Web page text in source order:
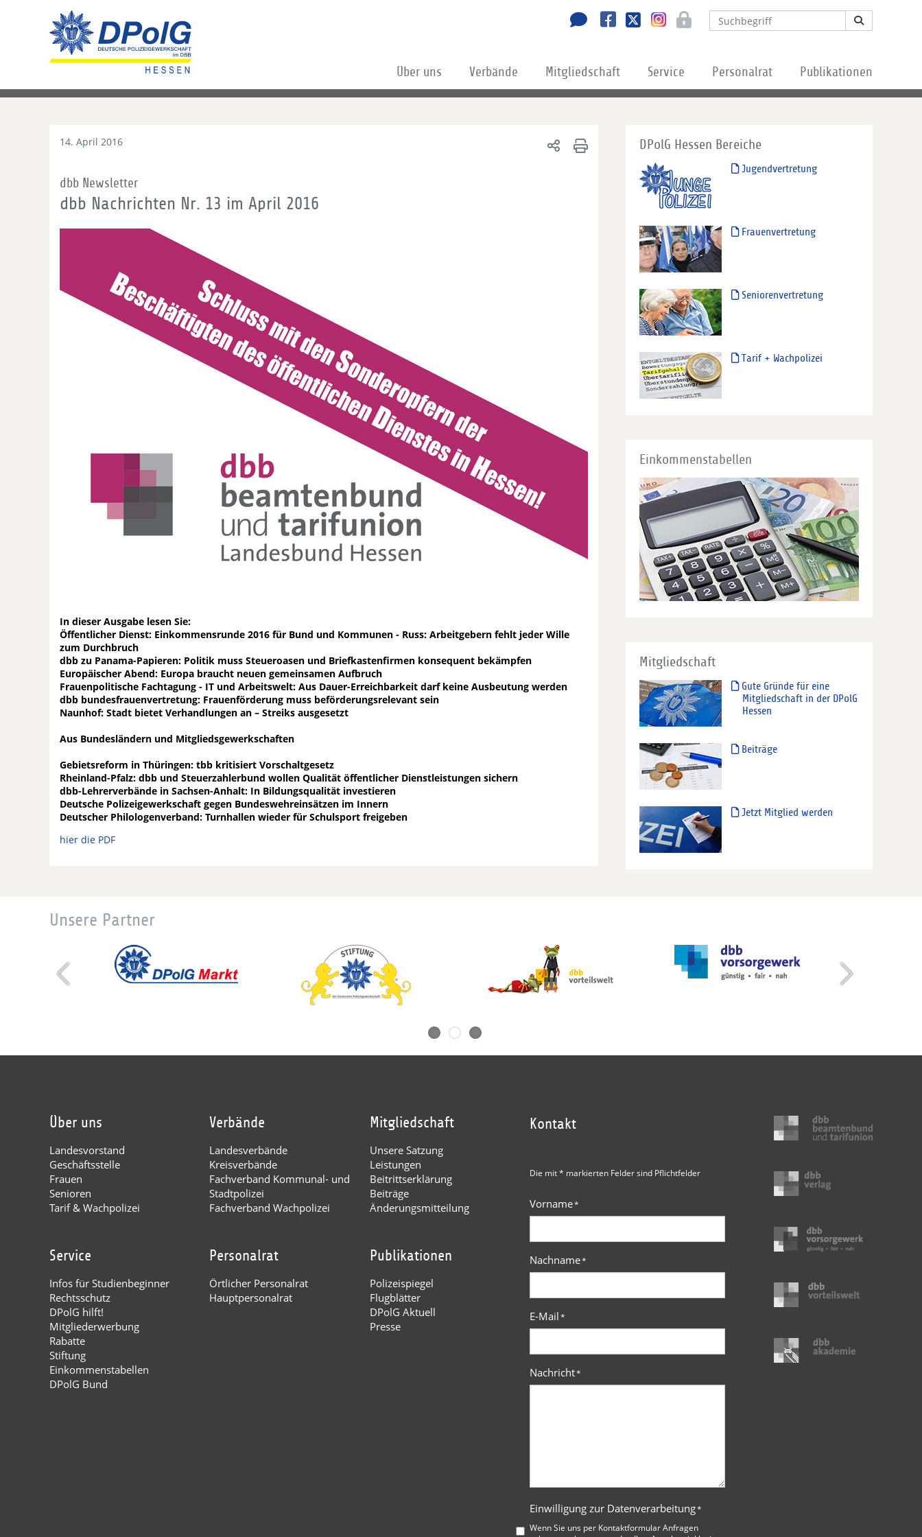
Über uns Verbände Mitgliedschaft Service Personalrat Publikationen
14. April 2016
dbb Newsletter
dbb Nachrichten Nr. 13 im April 2016
In dieser Ausgabe lesen Sie:
Öffentlicher Dienst: Einkommensrunde 2016 für Bund und Kommunen - Russ: Arbeitgebern fehlt jeder Wille
zum Durchbruch
dbb zu Panama-Papieren: Politik muss Steueroasen und Briefkastenfirmen konsequent bekämpfen
Europäischer Abend: Europa braucht neuen gemeinsamen Aufbruch
Frauenpolitische Fachtagung - IT und Arbeitswelt: Aus Dauer-Erreichbarkeit darf keine Ausbeutung werden
dbb bundesfrauenvertretung: Frauenförderung muss beförderungsrelevant sein
Naunhof: Stadt bietet Verhandlungen an – Streiks ausgesetzt
Aus Bundesländern und Mitgliedsgewerkschaften
Gebietsreform in Thüringen: tbb kritisiert Vorschaltgesetz
Rheinland-Pfalz: dbb und Steuerzahlerbund wollen Qualität öffentlicher Dienstleistungen sichern
dbb-Lehrerverbände in Sachsen-Anhalt: In Bildungsqualität investieren
Deutsche Polizeigewerkschaft gegen Bundeswehreinsätzen im Innern
Deutscher Philologenverband: Turnhallen wieder für Schulsport freigeben
hier die PDF
DPolG Hessen Bereiche
Jugendvertretung
Frauenvertretung
Seniorenvertretung
Tarif + Wachpolizei
Einkommenstabellen
Mitgliedschaft
Gute Gründe für eine
Mitgliedschaft in der DPolG
Hessen
Beiträge
Jetzt Mitglied werden
Unsere Partner
Über uns
Landesvorstand
Geschäftsstelle
Frauen
Senioren
Tarif & Wachpolizei
Verbände
Landesverbände
Kreisverbände
Fachverband Kommunal- und
Stadtpolizei
Fachverband Wachpolizei
Mitgliedschaft
Unsere Satzung
Leistungen
Beitrittserklärung
Beiträge
Änderungsmitteilung
Service
Infos für Studienbeginner
Rechtsschutz
DPolG hilft!
Mitgliederwerbung
Rabatte
Stiftung
Einkommenstabellen
DPolG Bund
Personalrat
Örtlicher Personalrat
Hauptpersonalrat
Publikationen
Polizeispiegel
Flugblätter
DPolG Aktuell
Presse
Kontakt
Die mit * markierten Felder sind Pflichtfelder
Vorname*
Nachname*
E-Mail*
Nachricht*
Einwilligung zur Datenverarbeitung*
Wenn Sie uns per Kontaktformular Anfragen